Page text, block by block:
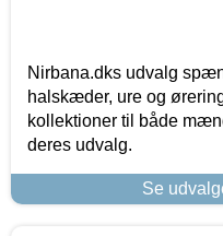
Nirbana.dks udvalg
halskæder, ure og
kollektioner til både
deres udvalg.
Se